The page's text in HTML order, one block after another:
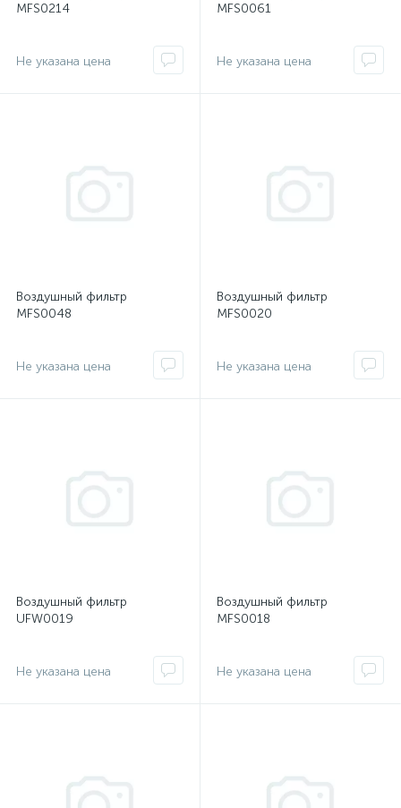
MFS0214
Не указана цена
MFS0061
Не указана цена
Воздушный фильтр
MFS0048
Не указана цена
Воздушный фильтр
MFS0020
Не указана цена
Воздушный фильтр
UFW0019
Не указана цена
Воздушный фильтр
MFS0018
Не указана цена